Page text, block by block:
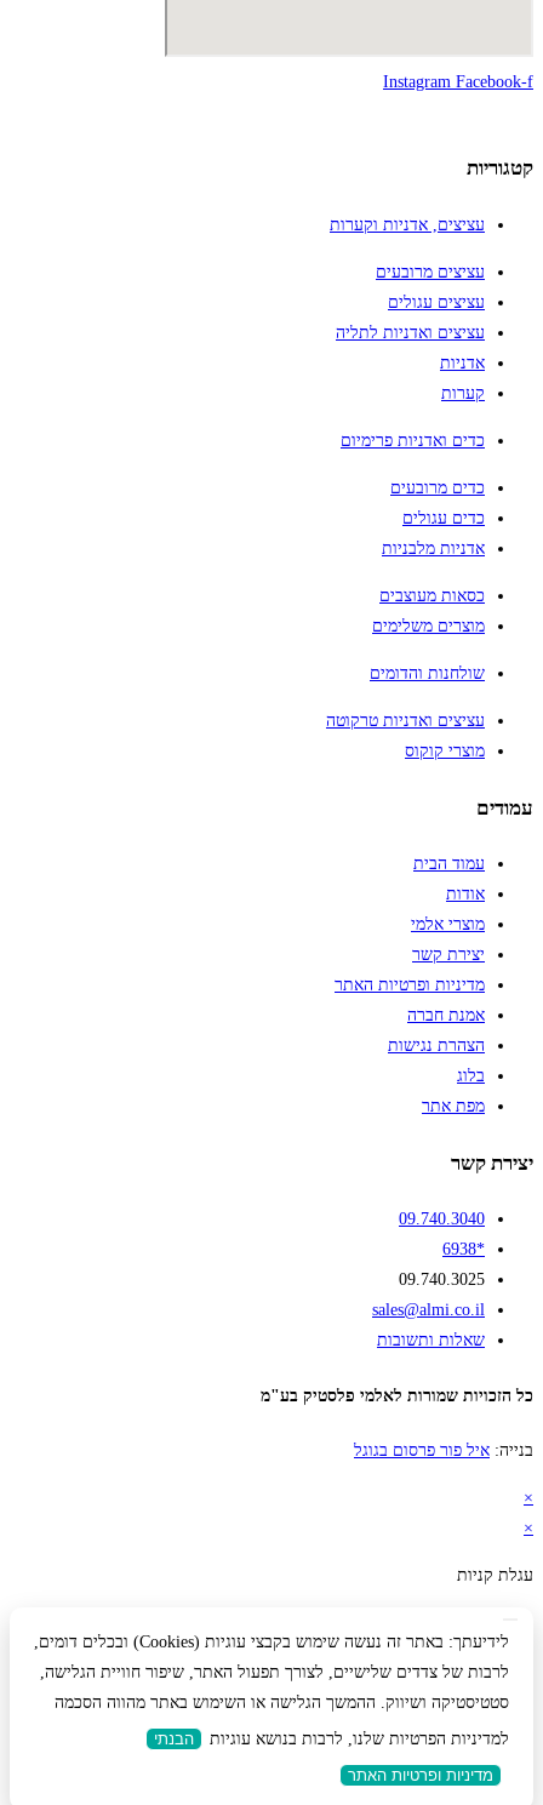
Instagram Facebook-f
קטגוריות
עציצים, אדניות וקערות
עציצים מרובעים
עציצים עגולים
עציצים ואדניות לתליה
אדניות
קערות
כדים ואדניות פרימיום
כדים מרובעים
כדים עגולים
אדניות מלבניות
כסאות מעוצבים
מוצרים משלימים
שולחנות והדומים
עציצים ואדניות טרקוטה
מוצרי קוקוס
עמודים
עמוד הבית
אודות
מוצרי אלמי
יצירת קשר
מדיניות ופרטיות האתר
אמנת חברה
הצהרת נגישות
בלוג
מפת אתר
יצירת קשר
09.740.3040
*6938
09.740.3025
sales@almi.co.il
שאלות ותשובות
כל הזכויות שמורות לאלמי פלסטיק בע"מ
בנייה: איל פור פרסום בגוגל
×
×
עגלת קניות
לידיעתך: באתר זה נעשה שימוש בקבצי עוגיות (Cookies) ובכלים דומים,
לרבות של צדדים שלישיים, לצורך תפעול האתר, שיפור חוויית הגלישה,
סטטיסטיקה ושיווק. ההמשך הגלישה או השימוש באתר מהווה הסכמה
למדיניות הפרטיות שלנו, לרבות בנושא עוגיות
הבנתי
מדיניות ופרטיות האתר